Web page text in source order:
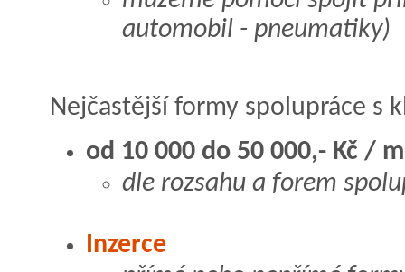
automobil - pneumatiky)
Nejčastější formy spolupráce s
od 10 000 do 50 000,- Kč /
dle rozsahu a forem
Inzerce